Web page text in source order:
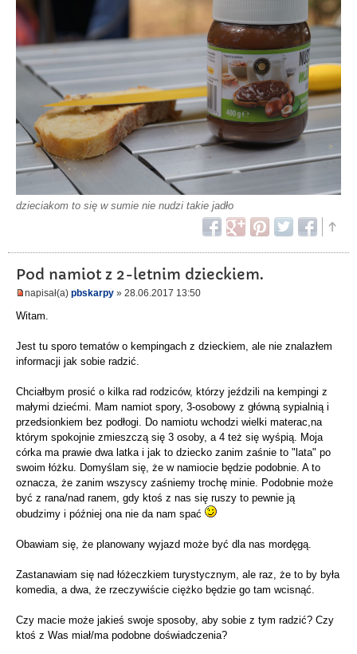
dzieciakom to się w sumie nie nudzi takie jadło
Pod namiot z 2-letnim dzieckiem.
napisał(a) pbskarpy » 28.06.2017 13:50
Witam.
Jest tu sporo tematów o kempingach z dzieckiem, ale nie znalazłem
informacji jak sobie radzić.
Chciałbym prosić o kilka rad rodziców, którzy jeździli na kempingi z
małymi dziećmi. Mam namiot spory, 3-osobowy z główną sypialnią i
przedsionkiem bez podłogi. Do namiotu wchodzi wielki materac,na
którym spokojnie zmieszczą się 3 osoby, a 4 też się wyśpią. Moja
córka ma prawie dwa latka i jak to dziecko zanim zaśnie to "lata" po
swoim łóżku. Domyślam się, że w namiocie będzie podobnie. A to
oznacza, że zanim wszyscy zaśniemy trochę minie. Podobnie może
być z rana/nad ranem, gdy ktoś z nas się ruszy to pewnie ją
obudzimy i później ona nie da nam spać
Obawiam się, że planowany wyjazd może być dla nas mordęgą.
Zastanawiam się nad łóżeczkiem turystycznym, ale raz, że to by była
komedia, a dwa, że rzeczywiście ciężko będzie go tam wcisnąć.
Czy macie może jakieś swoje sposoby, aby sobie z tym radzić? Czy
ktoś z Was miał/ma podobne doświadczenia?